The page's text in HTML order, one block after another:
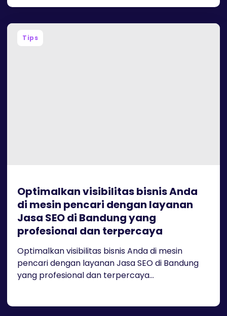
Tips
Optimalkan visibilitas bisnis Anda
di mesin pencari dengan layanan
Jasa SEO di Bandung yang
profesional dan terpercaya
Optimalkan visibilitas bisnis Anda di mesin
pencari dengan layanan Jasa SEO di Bandung
yang profesional dan terpercaya...